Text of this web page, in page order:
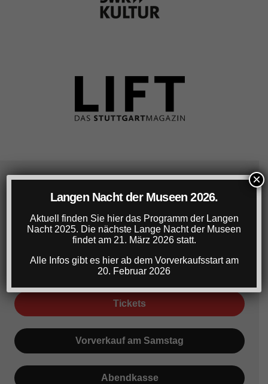
Lange Nacht der Museen Stuttgart
22. März 2025, 18-1 Uhr
Ticket: € 22,- (gg.falls zzgl. VVK-Gebühr)
Azubis: € 16,- (gg.falls zzgl. VVK-Gebühr)
Tickets
Vorverkauf am Samstag
Abendkasse
Langen Nacht der Museen 2026.
Aktuell finden Sie hier das Programm der Langen
Nacht 2025. Die nächste Lange Nacht der Museen
findet am 21. März 2026 statt.
Alle Infos gibt es hier ab dem Vorverkaufsstart am
20. Februar 2026
×